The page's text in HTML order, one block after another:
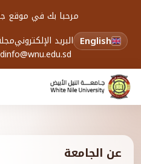
مرحبا بك في موقع
English البريد الإلكتروني
info@wnu.edu.sd
عن الجامعة